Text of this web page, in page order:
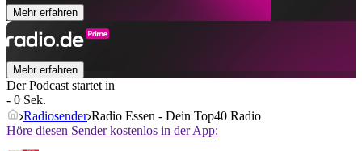
Mehr erfahren
Mehr erfahren
Der Podcast startet in
- 0 Sek.
Radiosender Radio Essen - Dein Top40 Radio
Höre diesen Sender kostenlos in der App: